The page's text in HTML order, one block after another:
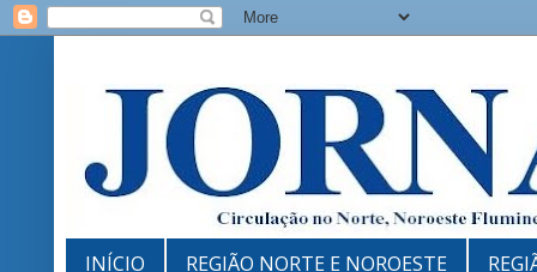
INÍCIO REGIÃO NORTE E NOROESTE